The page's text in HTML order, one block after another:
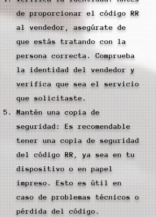
de proporcionar el código RR
al vendedor, asegúrate de
que estás tratando con la
persona correcta. Comprueba
la identidad del vendedor y
verifica que sea el servicio
que solicitaste.
Mantén una copia de
seguridad: Es recomendable
tener una copia de seguridad
del código RR, ya sea en tu
dispositivo o en papel
impreso. Esto es útil en
caso de problemas técnicos o
pérdida del código.